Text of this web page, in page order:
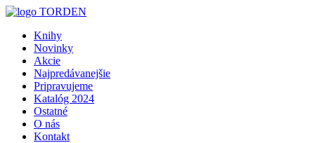
Knihy
Novinky
Akcie
Najpredávanejšie
Pripravujeme
Katalóg 2024
Ostatné
O nás
Kontakt